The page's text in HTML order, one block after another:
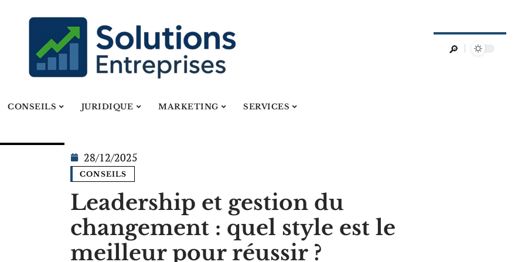
CONSEILS JURIDIQUE MARKETING SERVICES
28/12/2025
CONSEILS
Leadership et gestion du
changement : quel style est le
meilleur pour réussir ?